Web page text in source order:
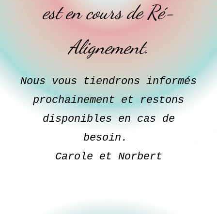
est en cours de Ré-
Alignement.
Nous vous tiendrons informés
prochainement et restons
disponibles en cas de
besoin.
Carole et Norbert